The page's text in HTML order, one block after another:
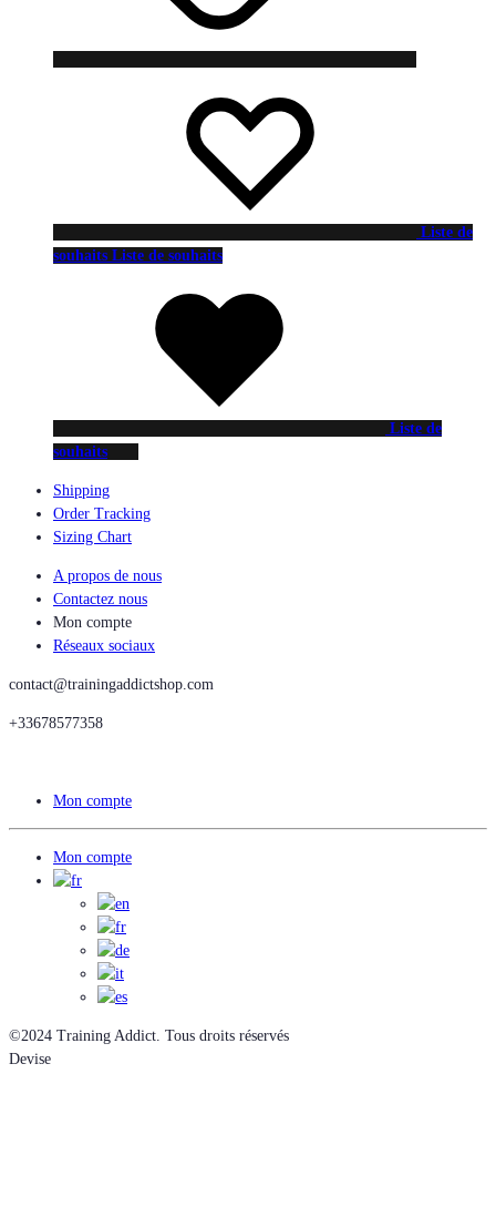
Liste de
souhaits Liste de souhaits
Liste de
souhaits
Shipping
Order Tracking
Sizing Chart
A propos de nous
Contactez nous
Mon compte
Réseaux sociaux
contact@trainingaddictshop.com
+33678577358
Mon compte
Mon compte
©2024 Training Addict. Tous droits réservés
Devise